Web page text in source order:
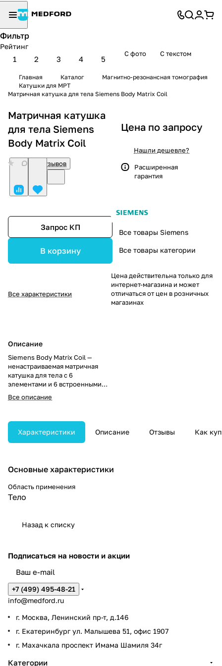
Фильтр
Рейтинг
1 2 3 4 5
С фото С текстом
Главная Каталог
Магнитно-резонансная томография
Катушки для МРТ
Матричная катушка для тела Siemens Body Matrix Coil
Матричная катушка
для тела Siemens
Body Matrix Coil
Нет отзывов
Запрос КП
В корзину
Все характеристики
Описание
Siemens Body Matrix Coil —
ненастраиваемая матричная
катушка для тела с 6
элементами и 6 встроенными
предусилителями,
организованными в 2 кластера.
другими матричными
катушками, обеспечивая
расширенное покрытие до 4
Все описание
Цена по запросу
Нашли дешевле?
Расширенная
гарантия
Все товары Siemens
Все товары категории
Цена действительна только для
интернет-магазина и может
отличаться от цен в розничных
магазинах
Характеристики Описание Отзывы Как
Основные характеристики
Область применения
Тело
Назад к списку
Подписаться на новости и акции
+7 (499) 495-48-21
info@medford.ru
г. Москва, Ленинский пр-т, д.146
г. Екатеринбург ул. Малышева 51, офис 1907
г. Махачкала проспект Имама Шамиля 34г
Категории